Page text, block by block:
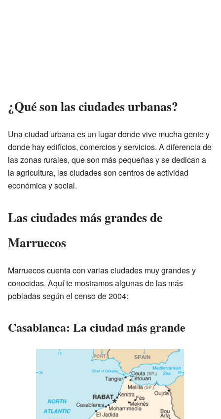
¿Qué son las ciudades urbanas?
Una ciudad urbana es un lugar donde vive mucha gente y
donde hay edificios, comercios y servicios. A diferencia de
las zonas rurales, que son más pequeñas y se dedican a
la agricultura, las ciudades son centros de actividad
económica y social.
Las ciudades más grandes de
Marruecos
Marruecos cuenta con varias ciudades muy grandes y
conocidas. Aquí te mostramos algunas de las más
pobladas según el censo de 2004:
Casablanca: La ciudad más grande